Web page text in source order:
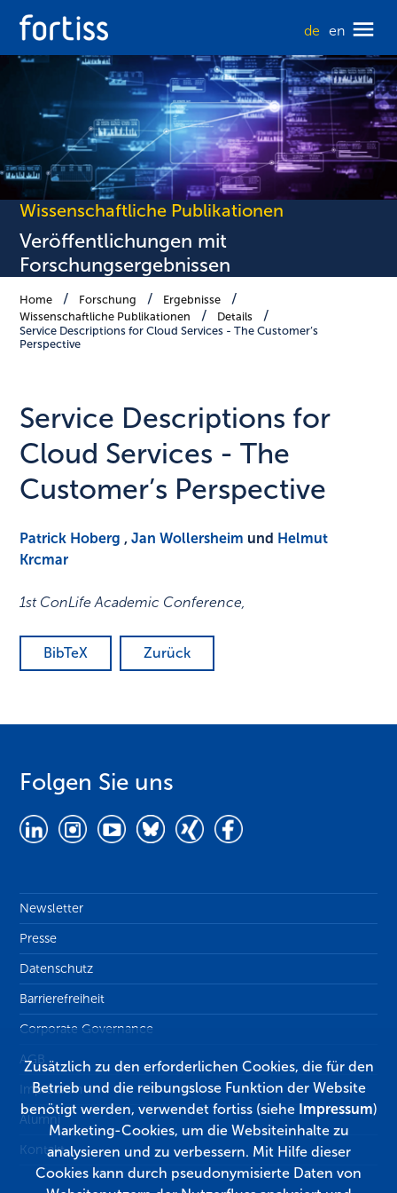
de en
Wissenschaftliche Publikationen
Veröffentlichungen mit
Forschungsergebnissen
Home Forschung
Ergebnisse
Wissenschaftliche Publikationen
Details
Service Descriptions for Cloud Services - The Customer’s
Perspective
Service Descriptions for
Cloud Services - The
Customer’s Perspective
Patrick Hoberg ,Jan Wollersheim und Helmut
Krcmar
1st ConLife Academic Conference,
BibTeX Zurück
Folgen Sie uns
Newsletter
Presse
Datenschutz
Barrierefreiheit
Corporate Governance
AGB
Impressum
Alumni
Kontakt
Zusätzlich zu den erforderlichen Cookies, die für den
Betrieb und die reibungslose Funktion der Website
benötigt werden, verwendet fortiss (siehe Impressum)
Marketing-Cookies, um die Websiteinhalte zu
analysieren und zu verbessern. Mit Hilfe dieser
Cookies kann durch pseudonymisierte Daten von